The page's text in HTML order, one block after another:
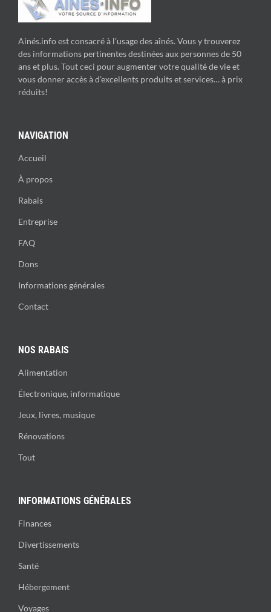
Ainés.info est consacré à l’usage des aînés. Vous y trouverez
des informations pertinentes destinées aux personnes de 50
ans et plus. Tout ceci pour augmenter votre qualité de vie et
vous donner accès à d’excellents produits et services… à prix
réduits!
NAVIGATION
Accueil
À propos
Rabais
Entreprise
FAQ
Dons
Informations générales
Contact
NOS RABAIS
Alimentation
Électronique, informatique
Jeux, livres, musique
Rénovations
Tout
INFORMATIONS GÉNÉRALES
Finances
Divertissements
Santé
Hébergement
Voyages